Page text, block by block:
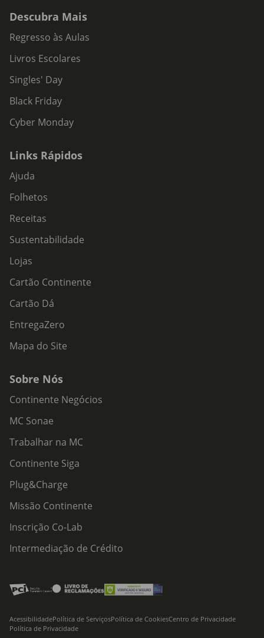
Descubra Mais
Regresso às Aulas
Livros Escolares
Singles' Day
Black Friday
Cyber Monday
Links Rápidos
Ajuda
Folhetos
Receitas
Sustentabilidade
Lojas
Cartão Continente
Cartão Dá
EntregaZero
Mapa do Site
Sobre Nós
Continente Negócios
MC Sonae
Trabalhar na MC
Continente Siga
Plug&Charge
Missão Continente
Inscrição Co-Lab
Intermediação de Crédito
AcessibilidadePolítica de ServiçosPolítica de CookiesCentro de Privacidade
Política de Privacidade